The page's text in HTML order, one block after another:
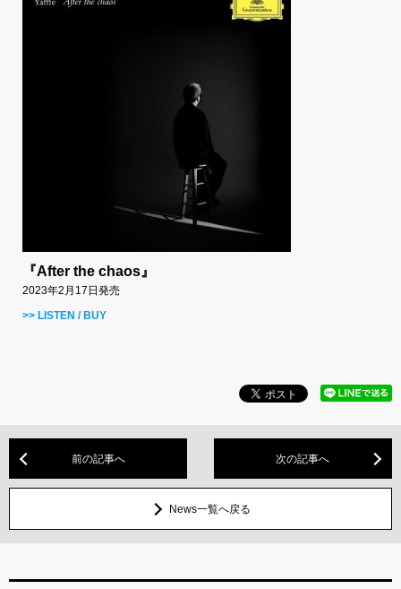
『After the chaos』
2023年2月17日発売
>> LISTEN / BUY
前の記事へ 次の記事へ
News一覧へ戻る